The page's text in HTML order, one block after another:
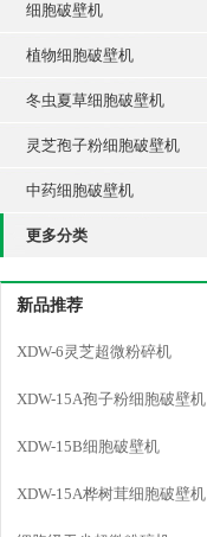
细胞破壁机
植物细胞破壁机
冬虫夏草细胞破壁机
灵芝孢子粉细胞破壁机
中药细胞破壁机
更多分类
新品推荐
XDW-6灵芝超微粉碎机
XDW-15A孢子粉细胞破壁机
XDW-15B细胞破壁机
XDW-15A桦树茸细胞破壁机